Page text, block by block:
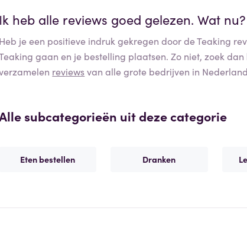
Ik heb alle reviews goed gelezen. Wat nu?
Heb je een positieve indruk gekregen door deTeaking
gaan en je bestelling plaatsen. Zo niet, zoek
reviewsvan alle grote bedrijven in
subcategorieën uit deze categorie
Eten bestellen Dranken